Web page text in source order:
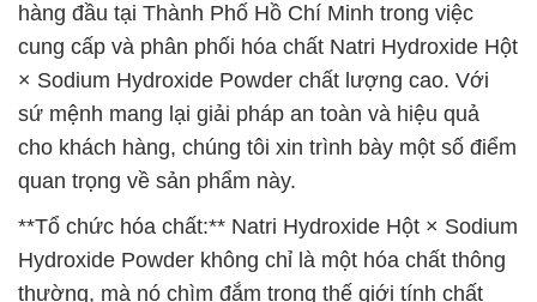
hàng đầu tại Thành Phố Hồ Chí Minh trong việc
cung cấp và phân phối hóa chất Natri Hydroxide Hột
× Sodium Hydroxide Powder chất lượng cao. Với
sứ mệnh mang lại giải pháp an toàn và hiệu quả
cho khách hàng, chúng tôi xin trình bày một số điểm
quan trọng về sản phẩm này.
**Tổ chức hóa chất:** Natri Hydroxide Hột × Sodium
Hydroxide Powder không chỉ là một hóa chất thông
thường, mà nó chìm đắm trong thế giới tính chất